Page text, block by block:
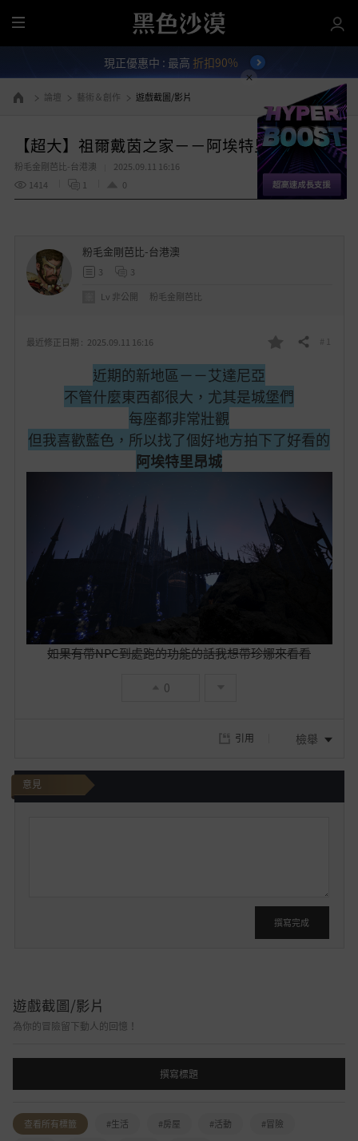
全
部
單
現正優惠中 : 最高 折扣90%
前往首頁 論壇 藝術＆創作 遊戲截圖/影片
【超大】祖爾戴茵之家－－阿埃特里昂城
粉毛金剛芭比-台港澳
2025.09.11 16:16
1414
1 0
最近修正日期 : 2025.09.11 16:16
的
愛
分享 # 1
近期的新地區－－艾達尼亞
不管什麼東西都很大，尤其是城堡們
每座都非常壯觀
但我喜歡藍色，所以找了個好地方拍下了好看的
阿埃特里昂城
如果有帶NPC到處跑的功能的話我想帶珍娜來看看
0
粉毛金剛芭比-台港澳
3
3
Lv 非公開 粉毛金剛芭比
引用 檢舉
意見
撰寫完成
遊戲截圖/影片
為你的冒險留下動人的回憶！
撰寫標題
查看所有標籤 #生活 #房屋 #活動
#冒險